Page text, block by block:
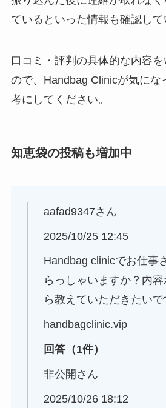
ているといった情報も確認して
口コミ・評判の具体的な内容
ので、Handbag Clinicが気にな
考にしてください。
知恵袋の投稿も増加中
aafad9347さん
2025/10/25 12:45
Handbag clinicでお仕事
らっしゃいますか？内
ら教えていただきたいで
handbagclinic.vip
回答（1件）
非公開さん
2025/10/26 18:12